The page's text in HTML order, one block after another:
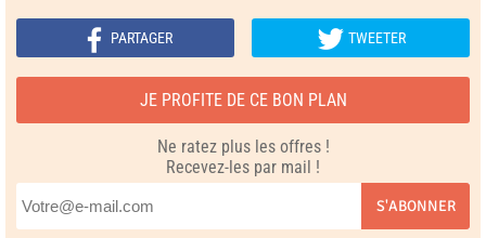
PARTAGER TWEETER
JE PROFITE DE CE BON PLAN
Ne ratez plus les offres !
Recevez-les par mail !
S'ABONNER